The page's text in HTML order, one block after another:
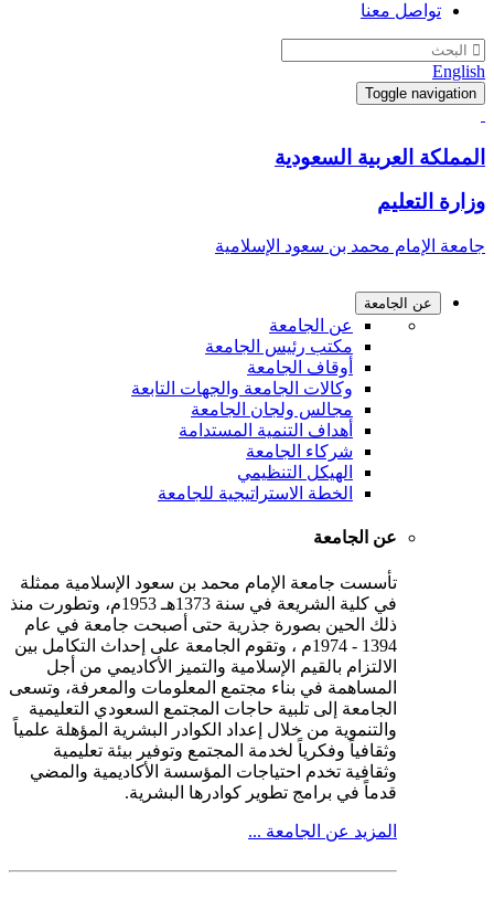
تواصل معنا
English
Toggle navigation
المملكة العربية السعودية
وزارة التعليم
جامعة الإمام محمد بن سعود الإسلامية
عن الجامعة
عن الجامعة
مكتب رئيس الجامعة
أوقاف الجامعة
وكالات الجامعة والجهات التابعة
مجالس ولجان الجامعة
أهداف التنمية المستدامة
شركاء الجامعة
الهيكل التنظيمي
الخطة الاستراتيجية للجامعة
عن الجامعة
تأسست جامعة الإمام محمد بن سعود الإسلامية ممثلة
في كلية الشريعة في سنة 1373هـ 1953م، وتطورت منذ
ذلك الحين بصورة جذرية حتى أصبحت جامعة في عام
1394 - 1974م ، وتقوم الجامعة على إحداث التكامل بين
الالتزام بالقيم الإسلامية والتميز الأكاديمي من أجل
المساهمة في بناء مجتمع المعلومات والمعرفة، وتسعى
الجامعة إلى تلبية حاجات المجتمع السعودي التعليمية
والتنموية من خلال إعداد الكوادر البشرية المؤهلة علمياً
وثقافياً وفكرياً لخدمة المجتمع وتوفير بيئة تعليمية
وثقافية تخدم احتياجات المؤسسة الأكاديمية والمضي
قدماً في برامج تطوير كوادرها البشرية.
المزيد عن الجامعة ...